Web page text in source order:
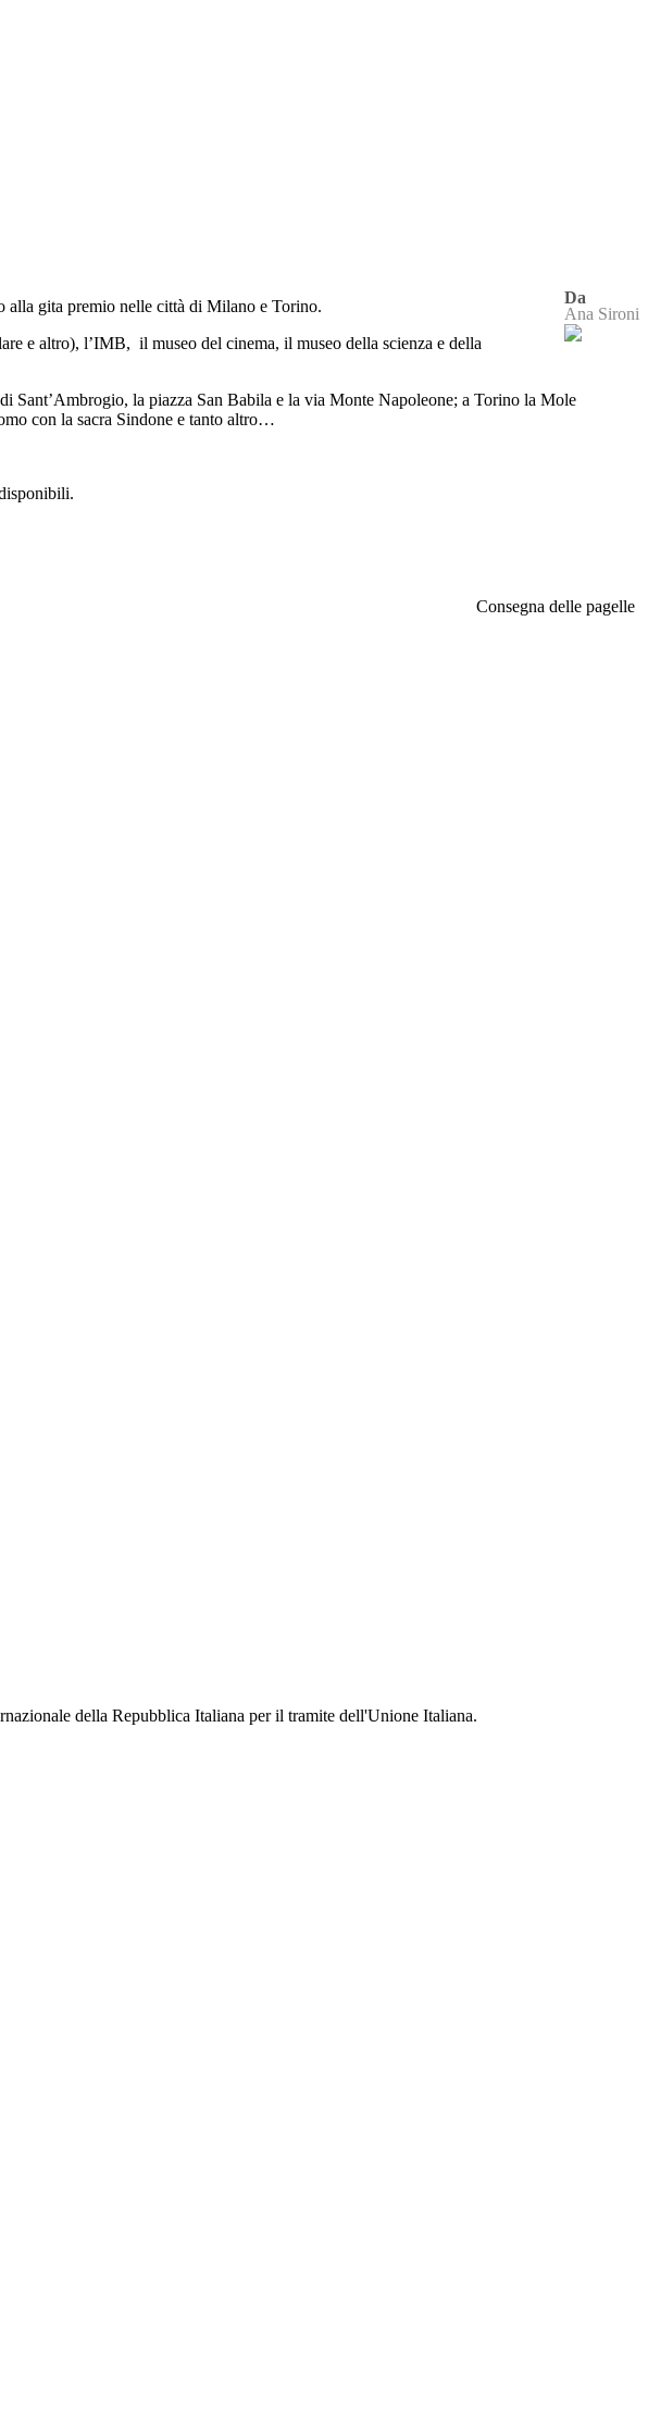
Da
Ana Sironi
alla gita premio nelle città di Milano e Torino.
e altro), l’IMB, il museo del cinema, il museo della scienza e della
la piazza San Babila e la via Monte Napoleone; a Torino la Mole
con la sacra Sindone e tanto altro…
Consegna delle pagelle
della Repubblica Italiana per il tramite dell'Unione Italiana.